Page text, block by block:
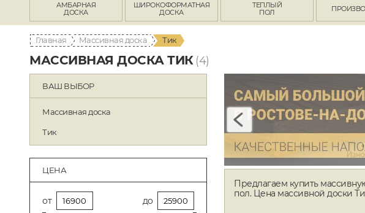
АМБАРНАЯ
ДОСКА
ШИРОКОФОРМАТНАЯ
ДОСКА
ТЕПЛЫЙ
ПОЛ
Главная Массивная доска Тик
МАССИВНАЯ ДОСКА ТИК (4)
ВАШ ВЫБОР
Массивная доска
Тик
ЦЕНА
от до
Предлагаем купить
пол. Цена массивной доски